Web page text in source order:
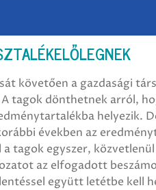
követően a gazdasági
tagok dönthetnek arról,
helyezik.
években az
tagok egyszer, közvetlenül
az elfogadott
együtt letétbe kell